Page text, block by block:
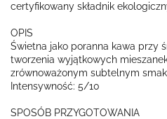
certyfikowany składnik
OPIS
Świetna jako poranna kawa przy
tworzenia wyjątkowych
zrównoważonym subtelnym
Intensywność: 5/10
SPOSÓB PRZYGOTOWANIA